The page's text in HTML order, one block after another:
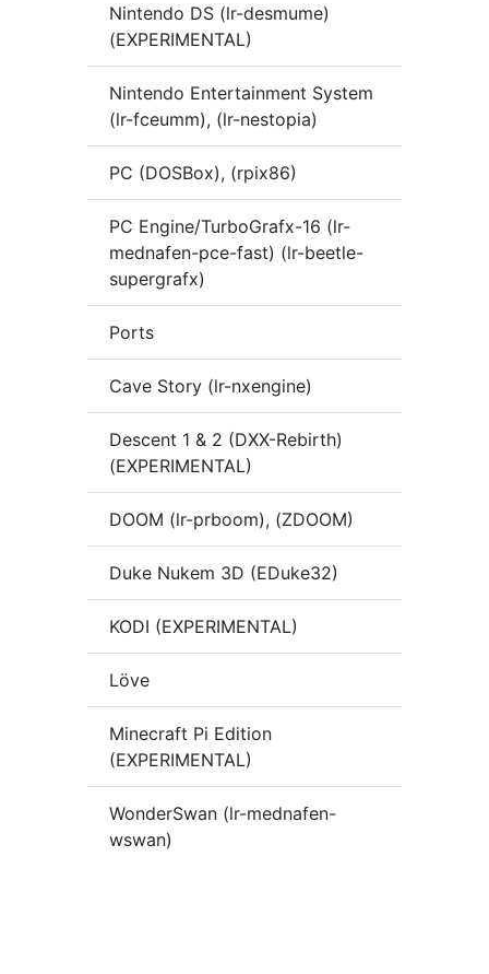
Nintendo DS (lr-desmume)
(EXPERIMENTAL)
Nintendo Entertainment System
(lr-fceumm), (lr-nestopia)
PC (DOSBox), (rpix86)
PC Engine/TurboGrafx-16 (lr-
mednafen-pce-fast) (lr-beetle-
supergrafx)
Ports
Cave Story (lr-nxengine)
Descent 1 & 2 (DXX-Rebirth)
(EXPERIMENTAL)
DOOM (lr-prboom), (ZDOOM)
Duke Nukem 3D (EDuke32)
KODI (EXPERIMENTAL)
Löve
Minecraft Pi Edition
(EXPERIMENTAL)
WonderSwan (lr-mednafen-
wswan)